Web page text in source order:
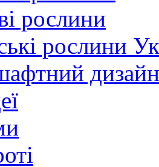
рослини
рослини
дизайн